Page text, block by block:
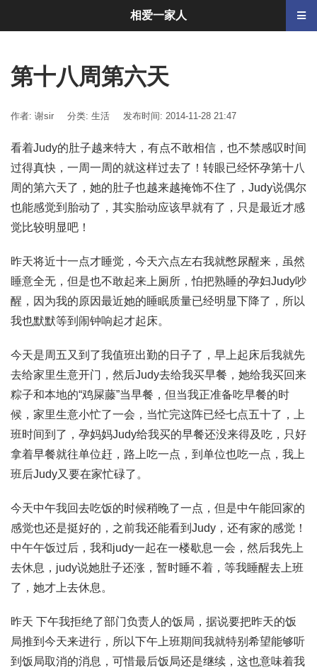
第十八周第六天
作者: 谢sir 分类: 生活 发布时间: 2014-11-28 21:47
看着Judy的肚子越来特大，有点不敢相信，也不禁感叹时间
过得真快，一周一周的就这样过去了！转眼已经怀孕第十八
周的第六天了，她的肚子也越来越掩饰不住了，Judy说偶尔
也能感觉到胎动了，其实胎动应该早就有了，只是最近才感
觉比较明显吧！
昨天将近十一点才睡觉，今天六点左右我就憋尿醒来，虽然
睡意全无，但是也不敢起来上厕所，怕把熟睡的孕妇Judy吵
醒，因为我的原因最近她的睡眠质量已经明显下降了，所以
我也默默等到闹钟响起才起床。
今天是周五又到了我值班出勤的日子了，早上起床后我就先
去给家里生意开门，然后Judy去给我买早餐，她给我买回来
粽子和本地的“鸡屎藤”当早餐，但当我正准备吃早餐的时
候，家里生意小忙了一会，当忙完这阵已经七点五十了，上
班时间到了，孕妈妈Judy给我买的早餐还没来得及吃，只好
拿着早餐就往单位赶，路上吃一点，到单位也吃一点，我上
班后Judy又要在家忙碌了。
今天中午我回去吃饭的时候稍晚了一点，但是中午能回家的
感觉也还是挺好的，之前我还能看到Judy，还有家的感觉！
中午午饭过后，我和judy一起在一楼歇息一会，然后我先上
去休息，judy说她肚子还涨，暂时睡不着，等我睡醒去上班
了，她才上去休息。
昨天 下午我拒绝了部门负责人的饭局，据说要把昨天的饭
局推到今天来进行，所以下午上班期间我就特别希望能够听
到饭局取消的消息，可惜最后饭局还是继续，这也意味着我
相爱一家人